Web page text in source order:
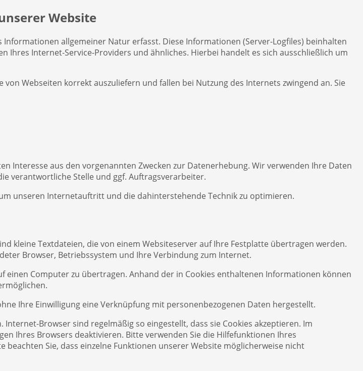
Website
allgemeiner Natur erfasst. Diese Informationen (Server-Logfiles) beinhalten
Ihres Internet-Service-Providers und ähnliches. Hierbei handelt es sich ausschließlich um
Webseiten korrekt auszuliefern und fallen bei Nutzung des Internets zwingend an. Sie
Interesse aus den vorgenannten Zwecken zur Datenerhebung. Wir verwenden Ihre Daten
verantwortliche Stelle und ggf. Auftragsverarbeiter.
unseren Internetauftritt und die dahinterstehende Technik zu optimieren.
kleine Textdateien, die von einem Websiteserver auf Ihre Festplatte übertragen werden.
Browser, Betriebssystem und Ihre Verbindung zum Internet.
Computer zu übertragen. Anhand der in Cookies enthaltenen Informationen können
Ihre Einwilligung eine Verknüpfung mit personenbezogenen Daten hergestellt.
Browser sind regelmäßig so eingestellt, dass sie Cookies akzeptieren. Im
Ihres Browsers deaktivieren. Bitte verwenden Sie die Hilfefunktionen Ihres
Sie, dass einzelne Funktionen unserer Website möglicherweise nicht